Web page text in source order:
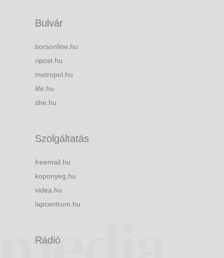
Bulvár
borsonline.hu
ripost.hu
metropol.hu
life.hu
she.hu
Szolgáltatás
freemail.hu
koponyeg.hu
videa.hu
lapcentrum.hu
Rádió